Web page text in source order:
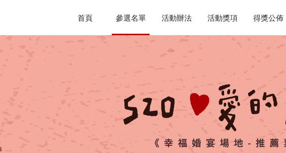
首頁 參選名單 活動辦法 活動獎項 得獎公佈